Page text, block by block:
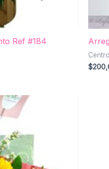
Ref #184
$